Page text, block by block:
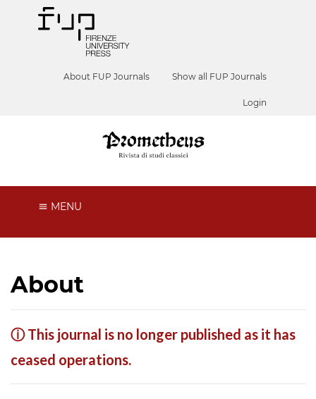
About FUP Journals Show all FUP Journals
Login
MENU
About
ⓘ This journal is no longer published as it has
ceased operations.